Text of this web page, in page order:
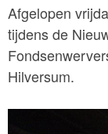
Afgelopen
tijdens de
Hilversum.